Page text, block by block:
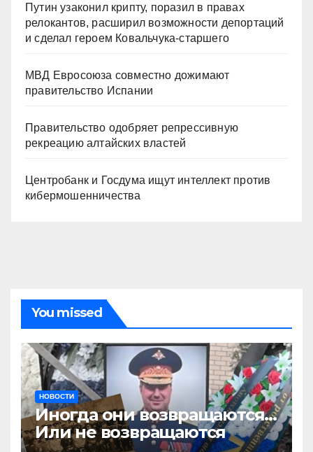
Путин узаконил крипту, поразил в правах
релокантов, расширил возможности депортаций
и сделал героем Ковальчука-старшего
МВД Евросоюза совместно дожимают
правительство Испании
Правительство одобряет репрессивную
рекреацию алтайских властей
Центробанк и Госдума ищут интеллект против
кибермошенничества
You missed
НОВОСТИ
Иногда они возвращаются…
Или не возвращаются